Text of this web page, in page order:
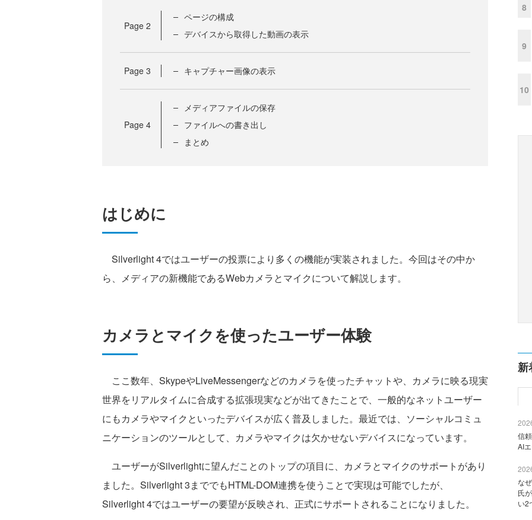
Page 2
ページの構成
デバイスから取得した動画の表示
Page 3 キャプチャー画像の表示
Page 4
メディアファイルの保存
ファイルへの書き出し
まとめ
はじめに
Silverlight 4ではユーザーの投票により多くの機能が実装されました。今回はその中か
ら、メディアの新機能であるWebカメラとマイクについて解説します。
カメラとマイクを使ったユーザー体験
ここ数年、SkypeやLiveMessengerなどのカメラを使ったチャットや、カメラに映る現実
世界をリアルタイムに合成する拡張現実などが出てきたことで、一般的なネットユーザー
にもカメラやマイクといったデバイスが広く普及しました。最近では、ソーシャルコミュ
ニケーションのツールとして、カメラやマイクは欠かせないデバイスになっています。
ユーザーがSilverlightに望んだことのトップの項目に、カメラとマイクのサポートがあり
ました。Silverlight 3まででもHTML-DOM連携を使うことで実現は可能でしたが、
Silverlight 4ではユーザーの要望が反映され、正式にサポートされることになりました。
8
9
10
新
信
AI
な
氏
い2